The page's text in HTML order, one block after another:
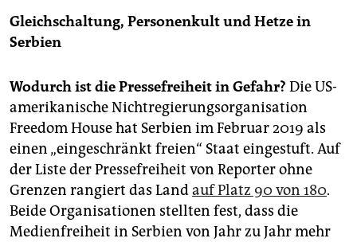
Gleichschaltung, Personenkult und Hetze in
Serbien
Wodurch ist die Pressefreiheit in Gefahr? Die US-
amerikanische Nichtregierungsorganisation
Freedom House hat Serbien im Februar 2019 als
einen „eingeschränkt freien“ Staat eingestuft. Auf
der Liste der Pressefreiheit von Reporter ohne
Grenzen rangiert das Landauf Platz 90 von 180.
Beide Organisationen stellten fest, dass die
Medienfreiheit in Serbien von Jahr zu Jahr mehr